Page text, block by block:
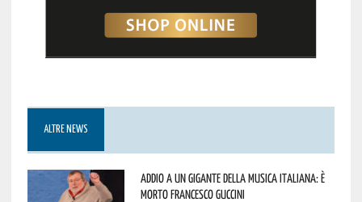
ALTRE NEWS
Addio a un gigante della musica italiana: è
morto Francesco Guccini